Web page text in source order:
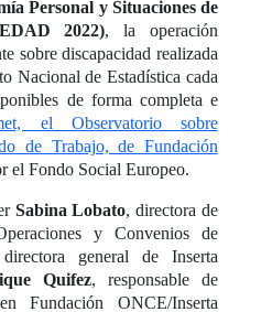
Personal y Situaciones de
2022), la operación
sobre discapacidad realizada
Nacional de Estadística cada
de forma completa e
el Observatorio sobre
de Trabajo, de Fundación
el Fondo Social Europeo.
Sabina Lobato, directora de
y Convenios de
general de Inserta
Quifez, responsable de
Fundación ONCE/Inserta